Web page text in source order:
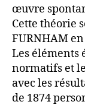
œuvre
Cette théorie
FURNHAM
Les éléments
normatifs et
avec les
de 1874